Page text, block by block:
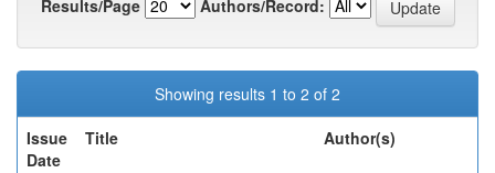
Results/Page
Authors/Record:
Showing results 1 to 2 of 2
Issue
Date
Title Author(s)